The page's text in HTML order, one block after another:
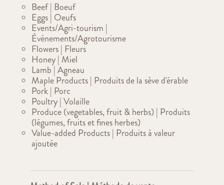
Beef | Boeuf
Eggs | Oeufs
Events/Agri-tourism |
Événements/Agrotourisme
Flowers | Fleurs
Honey | Miel
Lamb | Agneau
Maple Products | Produits de la sève d'érable
Pork | Porc
Poultry | Volaille
Produce (vegetables, fruit & herbs) | Produits
(légumes, fruits et fines herbes)
Value-added Products | Produits à valeur
ajoutée